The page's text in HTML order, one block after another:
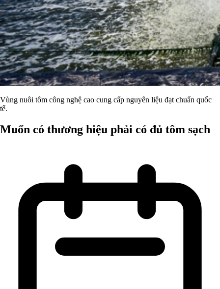
Vùng nuôi tôm công nghệ cao cung cấp nguyên liệu đạt chuẩn quốc
tế.
Muốn có thương hiệu phải có đủ tôm sạch